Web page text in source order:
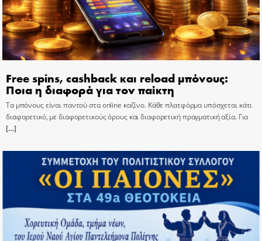
Free spins, cashback και reload μπόνους:
Ποια η διαφορά για τον παίκτη
Τα μπόνους είναι παντού στα online καζίνο. Κάθε πλατφόρμα υπόσχεται κάτι
διαφορετικό, με διαφορετικούς όρους και διαφορετική πραγματική αξία. Για
[…]